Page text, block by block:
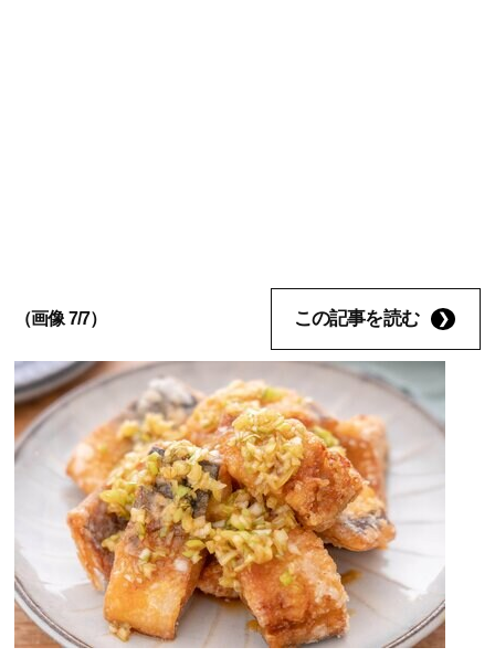
（画像 7/7） この記事を読む